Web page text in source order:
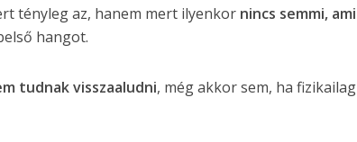
tényleg az, hanem mert ilyenkor nincs semmi, ami
hangot.
tudnak visszaaludni, még akkor sem, ha fizikailag